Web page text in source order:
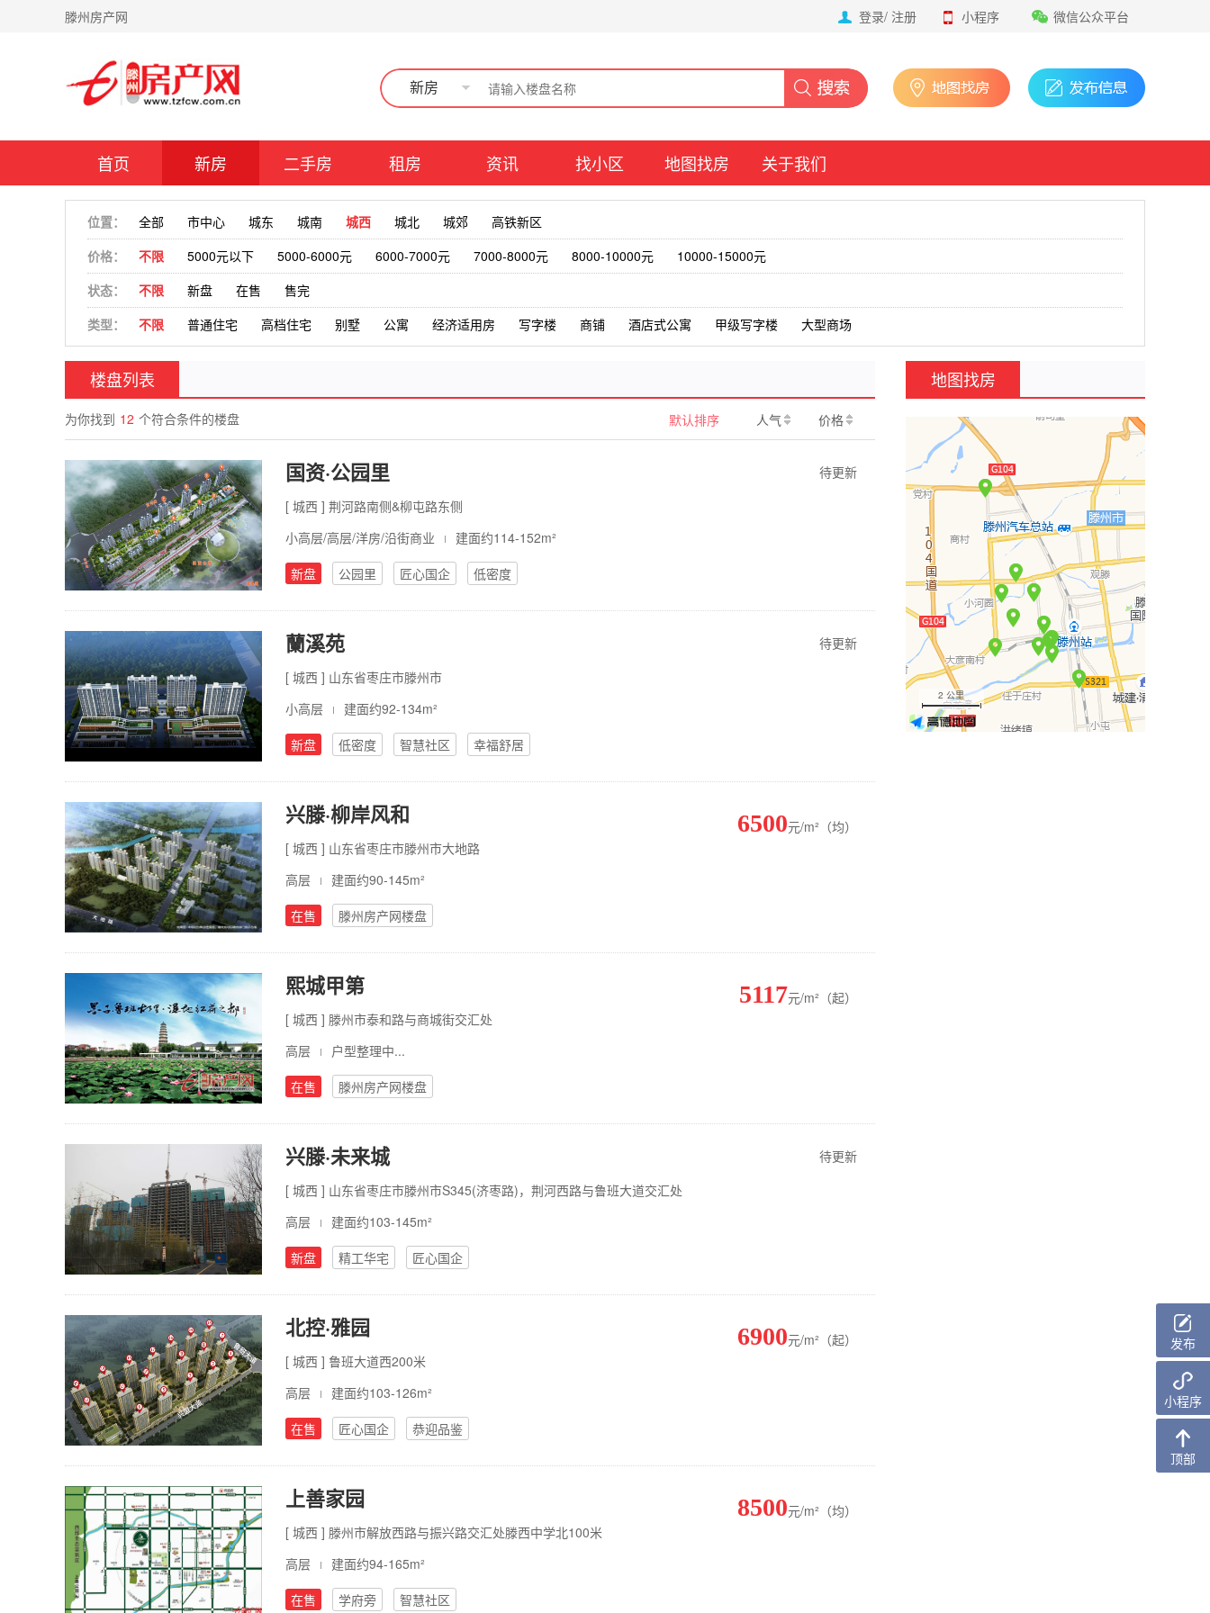
滕州房产网 微信公众平台
小程序
登录/ 注册
新房
首页 新房 二手房 租房 资讯 找小区 地图找房 关于我们
位置： 全部 市中心 城东 城南 城西 城北 城郊
高铁新区
价格：
不限 5000元以下 5000-6000元 6000-7000元 7000-8000元 8000-10000元
10000-15000元
状态：
不限 新盘 在售
售完
类型：
不限 普通住宅 高档住宅 别墅 公寓 经济适用房 写字楼 商铺 酒店式公寓 甲级写字楼 大型商场
楼盘列表
为你找到 12 个符合条件的楼盘 价格
人气
默认排序
国资·公园里
[ 城西 ] 荆河路南侧&柳屯路东侧
小高层/高层/洋房/沿街商业
建面约114-152m²
新盘
公园里 匠心国企 低密度
待更新
蘭溪苑
[ 城西 ] 山东省枣庄市滕州市
小高层
建面约92-134m²
新盘
低密度 智慧社区 幸福舒居
待更新
兴滕·柳岸风和
[ 城西 ] 山东省枣庄市滕州市大地路
高层
建面约90-145m²
在售
滕州房产网楼盘
6500元/m²（均）
熙城甲第
[ 城西 ] 滕州市泰和路与商城街交汇处
高层
户型整理中...
在售
滕州房产网楼盘
5117元/m²（起）
兴滕·未来城
[ 城西 ] 山东省枣庄市滕州市S345(济枣路)，荆河西路与鲁班大道交汇处
高层
建面约103-145m²
新盘
精工华宅 匠心国企
待更新
北控·雅园
[ 城西 ] 鲁班大道西200米
高层
建面约103-126m²
在售
匠心国企 恭迎品鉴
6900元/m²（起）
上善家园
[ 城西 ] 滕州市解放西路与振兴路交汇处滕西中学北100米
高层
建面约94-165m²
在售
学府旁 智慧社区
8500元/m²（均）
地图找房
2 公里
发布
小程序
顶部